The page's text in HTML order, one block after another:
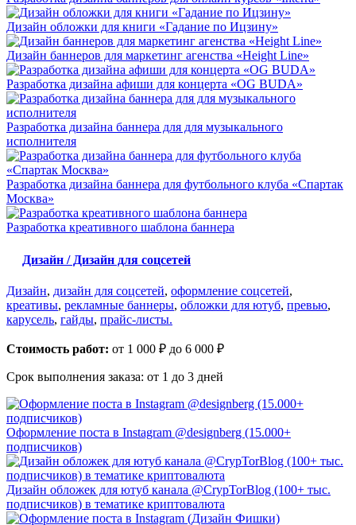
Дизайн обложки для книги «Гадание по Ицзину»
Дизайн баннеров для маркетинг агенства «Height Line»
Разработка дизайна афиши для концерта «OG BUDA»
Разработка дизайна баннера для для музыкального
исполнителя
Разработка дизайна баннера для футбольного клуба «Спартак
Москва»
Разработка креативного шаблона баннера
Дизайн / Дизайн для соцсетей
Дизайн, дизайн для соцсетей, оформление соцсетей,
креативы, рекламные баннеры, обложки для ютуб, превью,
карусель, гайды, прайс-листы.
Стоимость работ: от 1 000 ₽ до 6 000 ₽
Срок выполнения заказа: от 1 до 3 дней
Оформление поста в Instagram @designberg (15.000+
подписчиков)
Дизайн обложек для ютуб канала @CrypTorBlog (100+ тыс.
подписчиков) в тематике криптовалюта